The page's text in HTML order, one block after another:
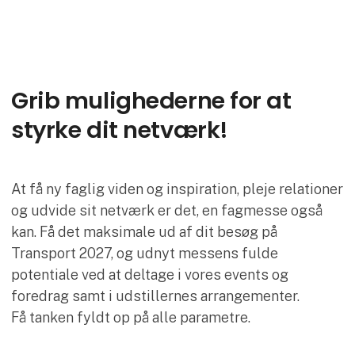
Grib mulighederne for at
styrke dit netværk!
At få ny faglig viden og inspiration, pleje relationer
og udvide sit netværk er det, en fagmesse også
kan. Få det maksimale ud af dit besøg på
Transport 2027, og udnyt messens fulde
potentiale ved at deltage i vores events og
foredrag samt i udstillernes arrangementer.
Få tanken fyldt op på alle parametre.